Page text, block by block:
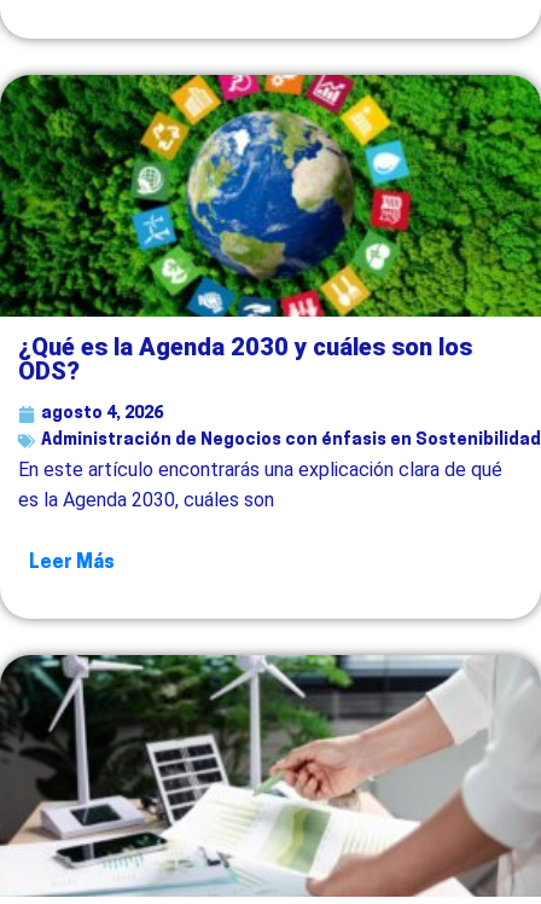
¿Qué es la Agenda 2030 y cuáles son los
ODS?
agosto 4, 2026
Administración de Negocios con énfasis en Sostenibilidad
En este artículo encontrarás una explicación clara de qué
es la Agenda 2030, cuáles son
Leer Más